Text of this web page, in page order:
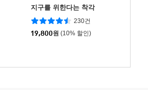
지구를 위한다는 착각
230건
19,800원 (10% 할인)